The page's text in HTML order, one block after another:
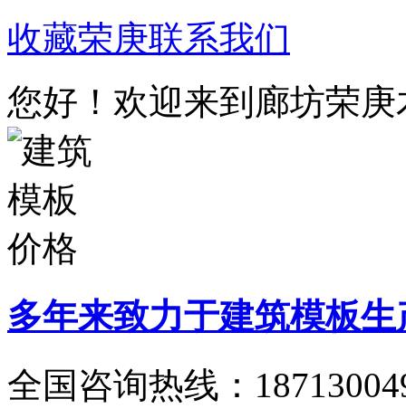
收藏荣庚联系我们
您好！欢迎来到廊坊荣
多年来致力于建筑模板生
全国咨询热线：